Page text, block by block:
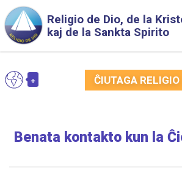
Skip to main content
Religio de Dio, de la
kaj de la Sankta Spirito
+
Toggle Dropdown
ĈIUTAGA RELIGIO
Benata kontakto kun la